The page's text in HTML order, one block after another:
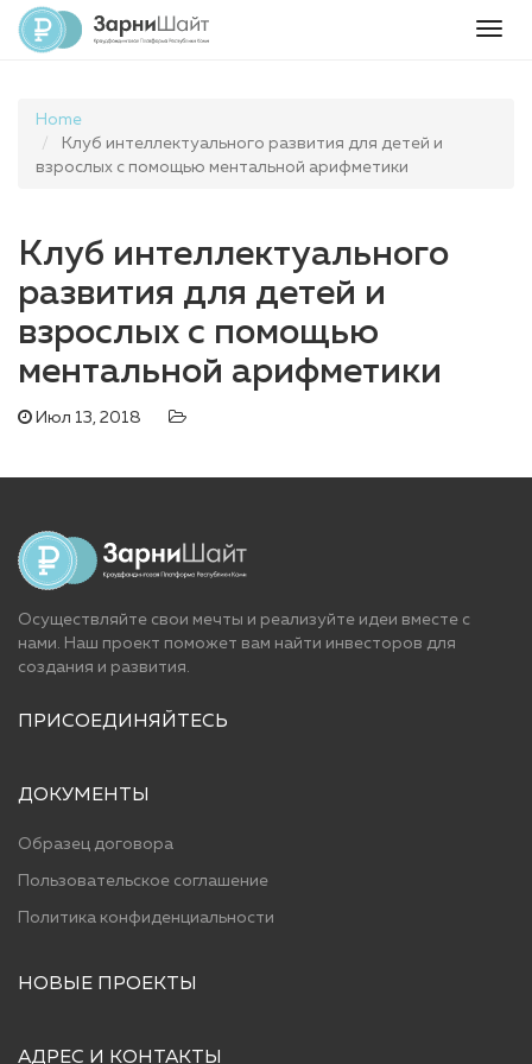
Home
Клуб интеллектуального развития для детей и
взрослых с помощью ментальной арифметики
Клуб интеллектуального
развития для детей и
взрослых с помощью
ментальной арифметики
Июл 13, 2018
Осуществляйте свои мечты и реализуйте идеи вместе с
нами. Наш проект поможет вам найти инвесторов для
cоздания и развития.
ПРИСОЕДИНЯЙТЕСЬ
ДОКУМЕНТЫ
Образец договора
Пользовательское соглашение
Политика конфиденциальности
НОВЫЕ ПРОЕКТЫ
АДРЕС И КОНТАКТЫ